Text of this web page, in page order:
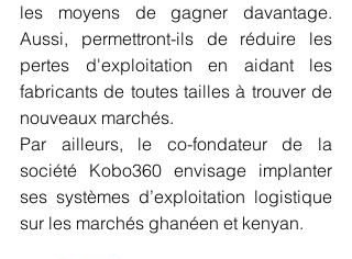
les moyens de gagner davantage.
Aussi, permettront-ils de réduire les
pertes d'exploitation en aidant les
fabricants de toutes tailles à trouver de
nouveaux marchés.
Par ailleurs, le co-fondateur de la
société Kobo360 envisage implanter
ses systèmes d’exploitation logistique
sur les marchés ghanéen et kenyan.